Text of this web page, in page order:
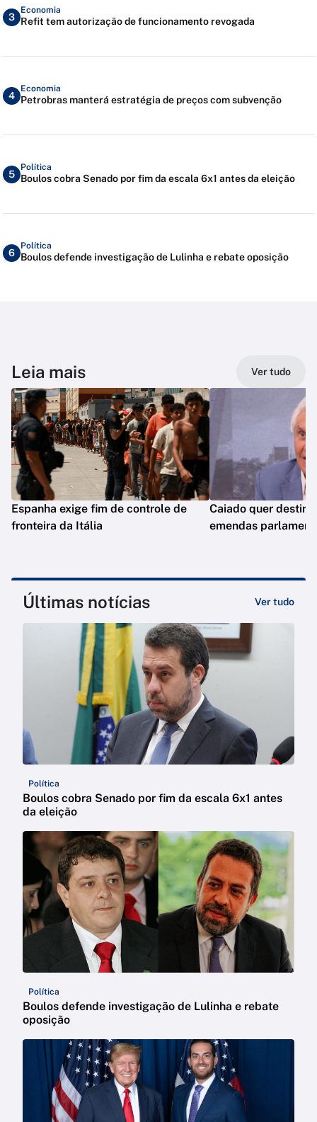
3
Economia
Refit tem autorização de funcionamento revogada
4
Economia
Petrobras manterá estratégia de preços com subvenção
5
Política
Boulos cobra Senado por fim da escala 6x1 antes da eleição
6
Política
Boulos defende investigação de Lulinha e rebate oposição
Leia mais Ver tudo
Espanha exige fim de controle de
fronteira da Itália
Caiado quer
emendas
Últimas notícias Ver tudo
Política
Boulos cobra Senado por fim da escala 6x1 antes
da eleição
Política
Boulos defende investigação de Lulinha e rebate
oposição